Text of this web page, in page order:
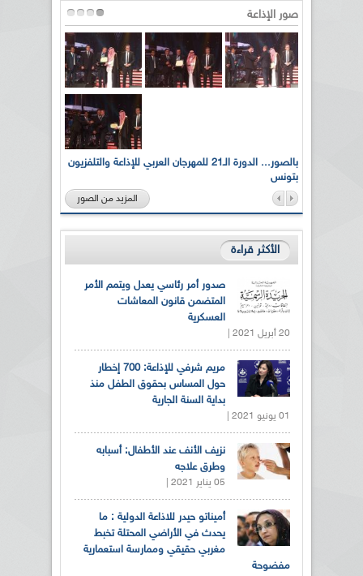
صور الإذاعة
بالصور... الدورة الـ21 للمهرجان العربي للإذاعة والتلفزيون
بتونس
المزيد من الصور
الأكثر قراءة
صدور أمر رئاسي يعدل ويتمم الأمر
المتضمن قانون المعاشات
العسكرية
20 أبريل 2021 |
مريم شرفي للإذاعة: 700 إخطار
حول المساس بحقوق الطفل منذ
بداية السنة الجارية
01 يونيو 2021 |
نزيف الأنف عند الأطفال: أسبابه
وطرق علاجه
05 يناير 2021 |
أميناتو حيدر للاذاعة الدولية : ما
يحدث في الأراضي المحتلة تخبط
مغربي حقيقي وممارسة استعمارية
مفضوحة